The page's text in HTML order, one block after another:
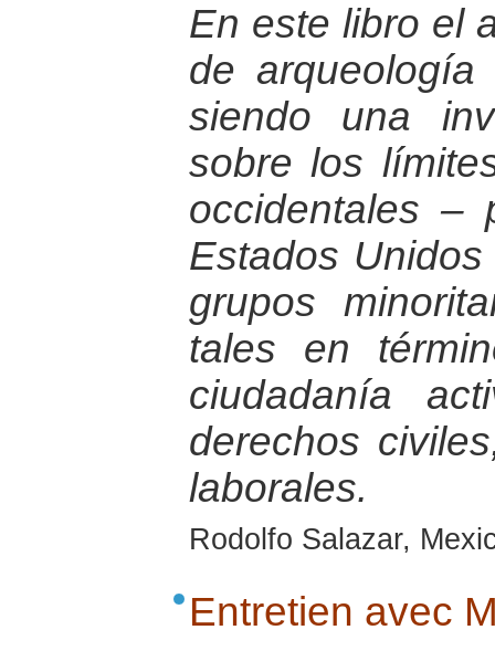
En este libro el
de
siendo una
sobre los
occidentales –
Estados
grupos
tales en
ciudadanía
derechos
laborales.
Rodolfo Salazar,
Entretien avec